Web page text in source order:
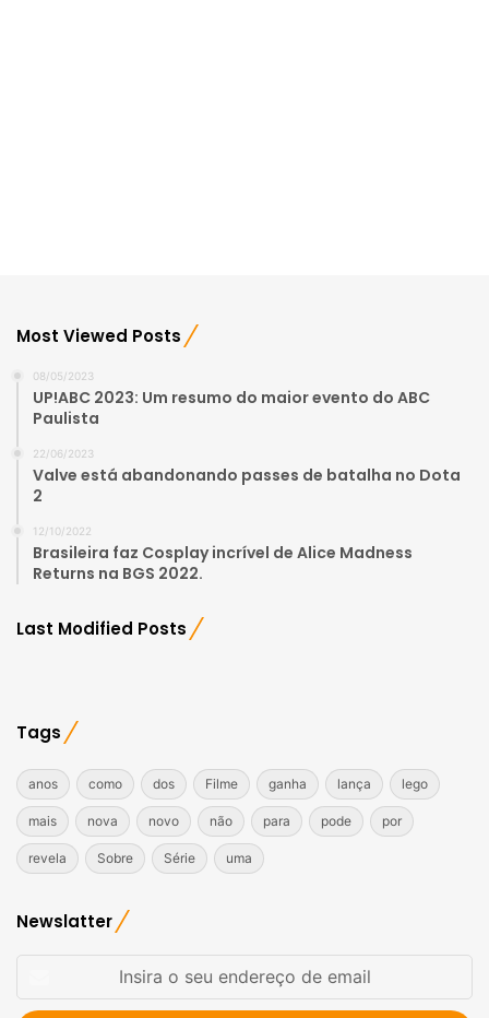
Most Viewed Posts
08/05/2023
UP!ABC 2023: Um resumo do maior evento do ABC
Paulista
22/06/2023
Valve está abandonando passes de batalha no Dota
2
12/10/2022
Brasileira faz Cosplay incrível de Alice Madness
Returns na BGS 2022.
Last Modified Posts
Tags
anos como dos Filme ganha lança lego
mais nova novo não para pode por
revela Sobre Série uma
Newslatter
seu